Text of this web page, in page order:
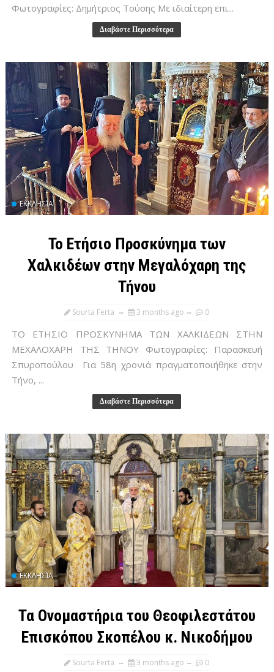
Φωτογραφίες: Δημήτριος Τούσης Με ιδιαίτερη επι...
Διαβάστε Περισσότερα
ΕΚΚΛΗΣΊΑ
Το Ετήσιο Προσκύνημα των
Χαλκιδέων στην Μεγαλόχαρη της
Τήνου
Sourta Ferta 3 months ago 0
ΤΟ ΕΤΗΣΙΟ ΠΡΟΣΚΥΝΗΜΑ ΤΩΝ ΧΑΛΚΙΔΕΩΝ ΣΤΗΝ
ΜΕΧΑΛΟΧΑΡΗ ΤΗΣ ΤΗΝΟΥ Φωτογραφίες: Παρασκευή
Σπυροπούλου Για 58η χρονιά πραγματοποιήθηκε στην
Τήνο, ...
Διαβάστε Περισσότερα
ΕΚΚΛΗΣΊΑ
Τα Ονομαστήρια του Θεοφιλεστάτου
Επισκόπου Σκοπέλου κ. Νικοδήμου
Sourta Ferta 3 months ago 0